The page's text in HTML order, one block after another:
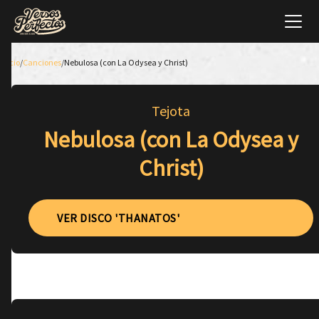
Inicio/Canciones/Nebulosa (con La Odysea y Christ)
Tejota
Nebulosa (con La Odysea y
Christ)
VER DISCO 'THANATOS'